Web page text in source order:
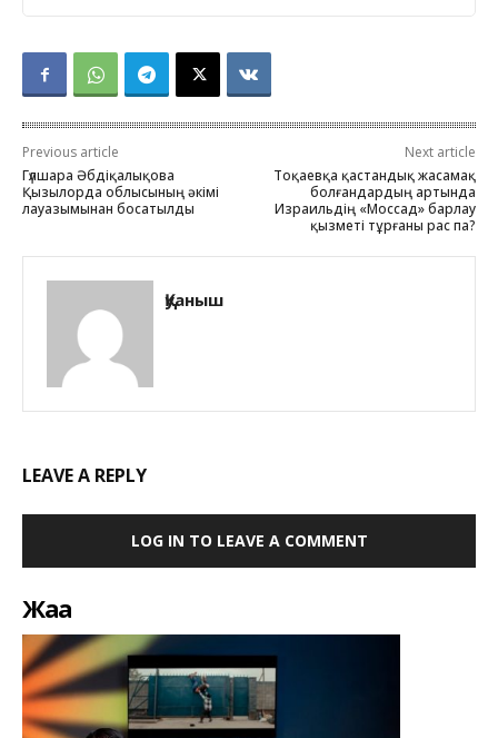
Previous article
Гүлшара Әбдіқалықова
Қызылорда облысының әкімі
лауазымынан босатылды
Next article
Тоқаевқа қастандық жасамақ
болғандардың артында
Израильдің «Моссад» барлау
қызметі тұрғаны рас па?
Қуаныш
LEAVE A REPLY
LOG IN TO LEAVE A COMMENT
Жаңа